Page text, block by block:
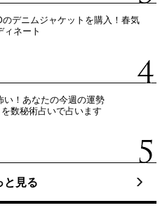
デニムジャケットを購入！春気
ィネート
い！あなたの今週の運勢
数秘術占いで占います
と見る